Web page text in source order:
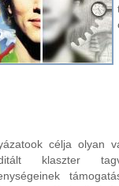
célja olyan
klaszter